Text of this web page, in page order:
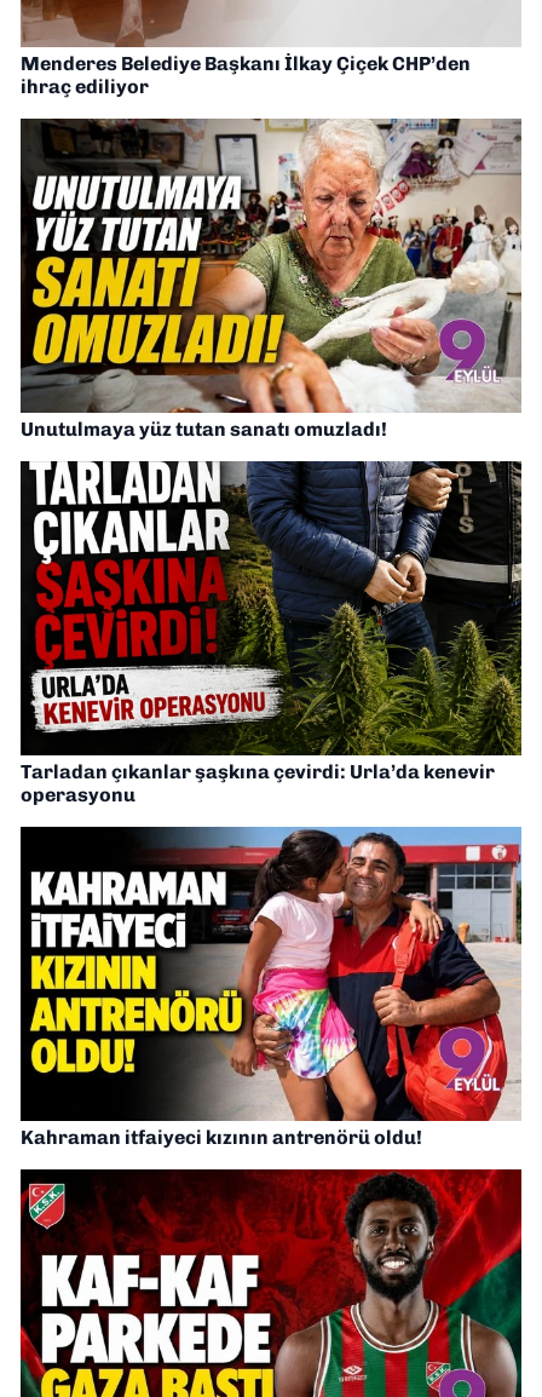
Menderes Belediye Başkanı İlkay Çiçek CHP’den
ihraç ediliyor
Unutulmaya yüz tutan sanatı omuzladı!
Tarladan çıkanlar şaşkına çevirdi: Urla’da kenevir
operasyonu
Kahraman itfaiyeci kızının antrenörü oldu!